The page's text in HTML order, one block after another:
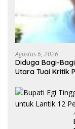
Agustus 6, 2026
Diduga Bagi-
Utara Tuai Kritik